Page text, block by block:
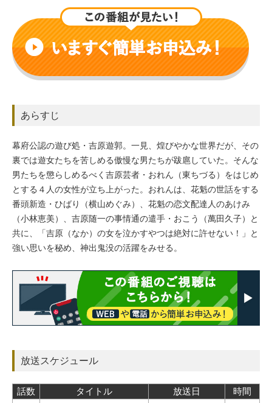
あらすじ
幕府公認の遊び処・吉原遊郭。一見、煌びやかな世界だが、その
裏では遊女たちを苦しめる傲慢な男たちが跋扈していた。そんな
男たちを懲らしめるべく吉原芸者・おれん（東ちづる）をはじめ
とする４人の女性が立ち上がった。おれんは、花魁の世話をする
番頭新造・ひばり（横山めぐみ）、花魁の恋文配達人のあけみ
（小林恵美）、吉原随一の事情通の遣手・おこう（萬田久子）と
共に、「吉原（なか）の女を泣かすやつは絶対に許せない！」と
強い思いを秘め、神出鬼没の活躍をみせる。
放送スケジュール
話数 タイトル 放送日 時間